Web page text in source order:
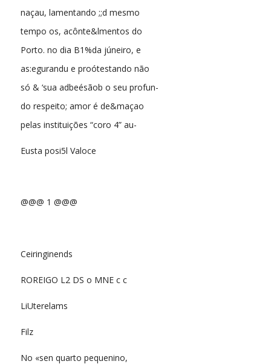
naçau, lamentando ;;d mesmo
tempo os, acônte&lmentos do
Porto. no dia B1%da júneiro, e
as:egurandu e proótestando não
só & ‘sua adbeésãob o seu profun-
do respeito; amor é de&maçao
pelas instituições “coro 4” au-
Eusta posi5l Valoce
@@@ 1 @@@
Ceiringinends
ROREIGO L2 DS o MNE c c
LiUterelams
Filz
No «sen quarto pequenino,